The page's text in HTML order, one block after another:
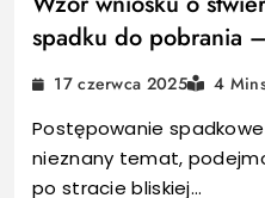
spadku do pobrania
17 czerwca 2025 4
Postępowanie
nieznany temat,
po stracie bliskiej…